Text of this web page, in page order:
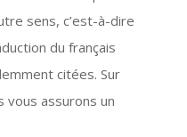
sens, c’est-à-dire
du français
citées. Sur
vous assurons un